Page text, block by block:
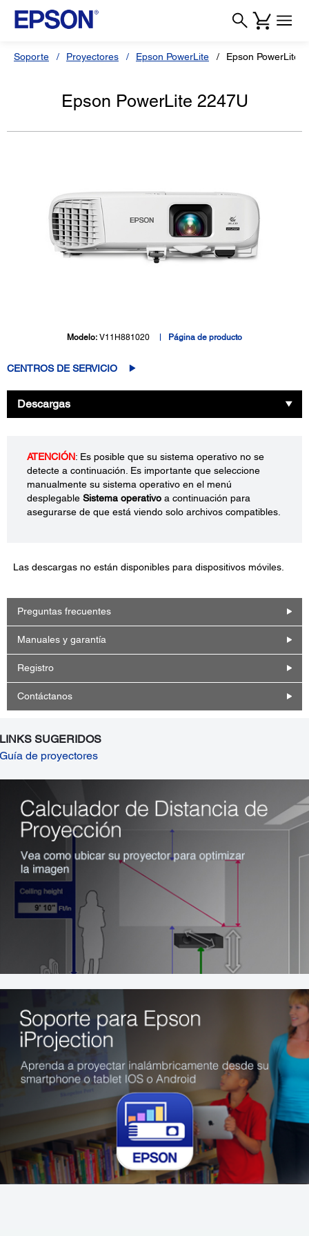
Soporte Proyectores Epson PowerLite Epson PowerLite
Epson PowerLite 2247U
Modelo: V11H881020 Página de producto
CENTROS DE SERVICIO
Descargas
ATENCIÓN: Es posible que su sistema operativo no se
detecte a continuación. Es importante que seleccione
manualmente su sistema operativo en el menú
desplegable Sistema operativo a continuación para
asegurarse de que está viendo solo archivos compatibles.
Las descargas no están disponibles para dispositivos móviles.
Preguntas frecuentes
Manuales y garantía
Registro
Contáctanos
LINKS SUGERIDOS
Guía de proyectores